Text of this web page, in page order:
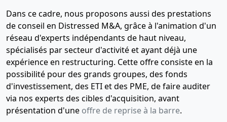
Dans ce cadre, nous proposons aussi des prestations
de conseil en Distressed M&A, grâce à l'animation d'un
réseau d'experts indépendants de haut niveau,
spécialisés par secteur d'activité et ayant déjà une
expérience en restructuring. Cette offre consiste en la
possibilité pour des grands groupes, des fonds
d'investissement, des ETI et des PME, de faire auditer
via nos experts des cibles d'acquisition, avant
présentation d'une offre de reprise à la barre.